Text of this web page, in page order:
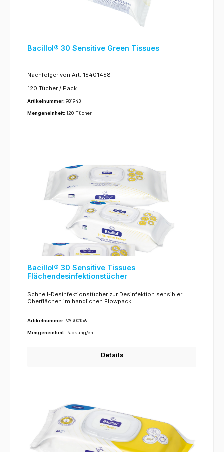
Bacillol® 30 Sensitive Green Tissues
Nachfolger von Art. 16401468
120 Tücher / Pack
Desinfektionstücher
Artikelnummer: 981943
Mengeneinheit: 120 Tücher
Bacillol® 30 Sensitive Tissues
Flächendesinfektionstücher
Schnell-Desinfektionstücher zur Desinfektion sensibler
Oberflächen im handlichen Flowpack
Artikelnummer: VAR00156
Mengeneinheit: Packung/en
Details